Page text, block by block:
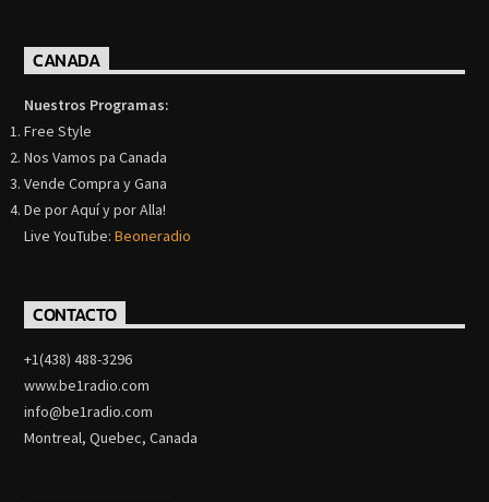
CANADA
Nuestros Programas:
Free Style
Nos Vamos pa Canada
Vende Compra y Gana
De por Aquí y por Alla!
Live YouTube:Beoneradio
CONTACTO
+1(438) 488-3296
www.be1radio.com
info@be1radio.com
Montreal, Quebec, Canada